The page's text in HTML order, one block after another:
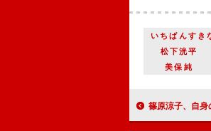
いちばんすき
松下洸平
美保純
篠原涼子、自身の性格は「末っ子